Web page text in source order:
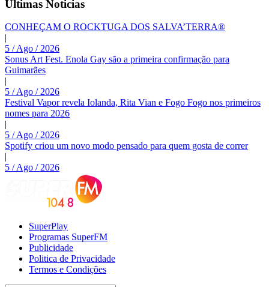
Últimas Noticias
CONHEÇAM O ROCKTUGA DOS SALVA’TERRA®
|
5 / Ago / 2026
Sonus Art Fest. Enola Gay são a primeira confirmação para
Guimarães
|
5 / Ago / 2026
Festival Vapor revela Iolanda, Rita Vian e Fogo Fogo nos primeiros
nomes para 2026
|
5 / Ago / 2026
Spotify criou um novo modo pensado para quem gosta de correr
|
5 / Ago / 2026
SuperPlay
Programas SuperFM
Publicidade
Politica de Privacidade
Termos e Condições